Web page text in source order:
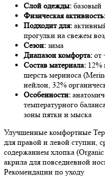
Слой одежды: базовый
Физическая активность:
Подходит для:
прогулки на свежем
Сезон: зима
Диапазон комфорта: от
Состав материала: 12%
шерсть мериноса
нейлон, 32%
Особенности:
температурного
зоны пятки и мыска
Улучшенные комфортные
для правой и левой ступни,
содержанием хлопка
акрила для повседневной
Рекомендации по уходу